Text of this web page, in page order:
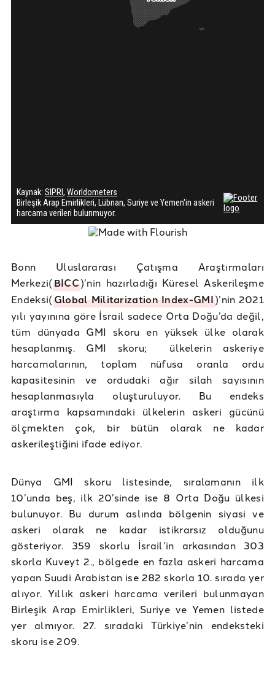
Bonn Uluslararası Çatışma Araştırmaları
Merkezi(BICC)’nin hazırladığı Küresel Askerileşme
Endeksi(Global Militarization Index-GMI)’nin 2021
yılı yayınına göre İsrail sadece Orta Doğu’da değil,
tüm dünyada GMI skoru en yüksek ülke olarak
hesaplanmış. GMI skoru; ülkelerin askeriye
harcamalarının, toplam nüfusa oranla ordu
kapasitesinin ve ordudaki ağır silah sayısının
hesaplanmasıyla oluşturuluyor. Bu endeks
araştırma kapsamındaki ülkelerin askeri gücünü
ölçmekten çok, bir bütün olarak ne kadar
askerileştiğini ifade ediyor.
Dünya GMI skoru listesinde, sıralamanın ilk
10’unda beş, ilk 20’sinde ise 8 Orta Doğu ülkesi
bulunuyor. Bu durum aslında bölgenin siyasi ve
askeri olarak ne kadar istikrarsız olduğunu
gösteriyor. 359 skorlu İsrail’in arkasından 303
skorla Kuveyt 2., bölgede en fazla askeri harcama
yapan Suudi Arabistan ise 282 skorla 10. sırada yer
alıyor. Yıllık askeri harcama verileri bulunmayan
Birleşik Arap Emirlikleri, Suriye ve Yemen listede
yer almıyor. 27. sıradaki Türkiye’nin endeksteki
skoru ise 209.